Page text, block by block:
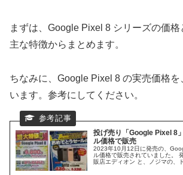
まずは、Google Pixel 8 シリーズの価
主な特徴からまとめます。
ちなみに、Google Pixel 8 の実売価格を
います。参考にしてください。
投げ売り「Google Pixel 8
ル価格で販売
2023年10月12日に発売の、
ル価格で販売されていました。
販店エディオン と、ノジマの、